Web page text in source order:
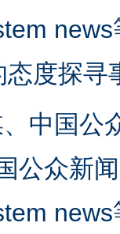
度探寻
中国公
公众新